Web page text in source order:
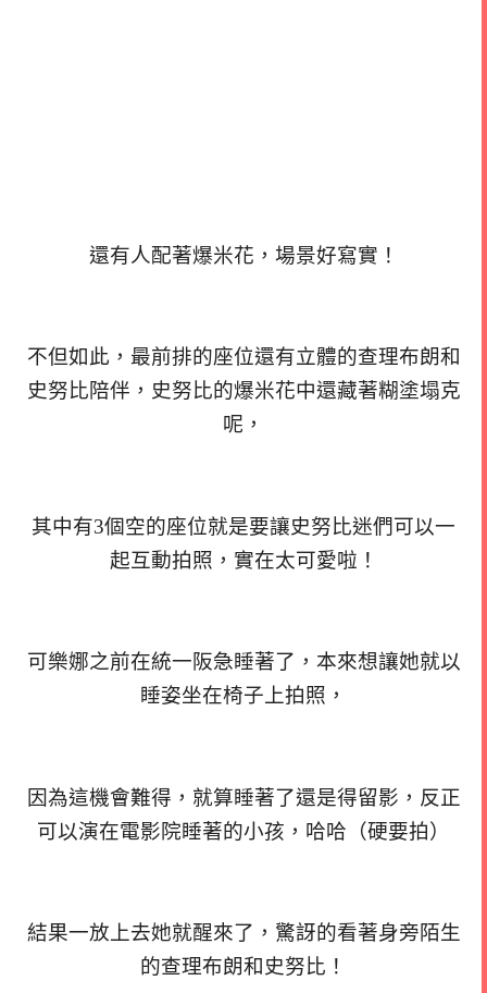
還有人配著爆米花，場景好寫實！
不但如此，最前排的座位還有立體的查理布朗和
史努比陪伴，史努比的爆米花中還藏著糊塗塌克
呢，
其中有3個空的座位就是要讓史努比迷們可以一
起互動拍照，實在太可愛啦！
可樂娜之前在統一阪急睡著了，本來想讓她就以
睡姿坐在椅子上拍照，
因為這機會難得，就算睡著了還是得留影，反正
可以演在電影院睡著的小孩，哈哈（硬要拍）
結果一放上去她就醒來了，驚訝的看著身旁陌生
的查理布朗和史努比！